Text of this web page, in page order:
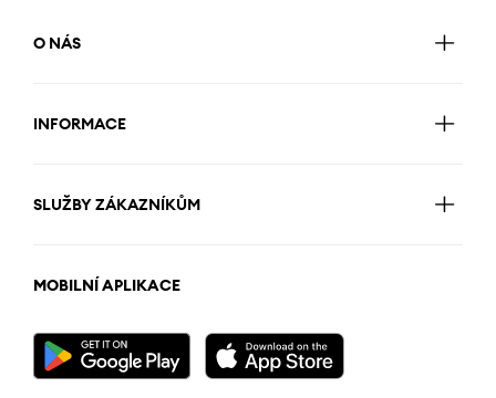
O NÁS
INFORMACE
SLUŽBY ZÁKAZNÍKŮM
MOBILNÍ APLIKACE